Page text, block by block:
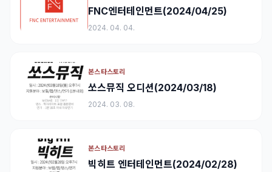
FNC엔터테인먼트(2024/04/25)
2024. 04. 04.
본스타스토리
쏘스뮤직 오디션(2024/03/18)
2024. 03. 08.
본스타스토리
빅히트 엔터테인먼트(2024/02/28)